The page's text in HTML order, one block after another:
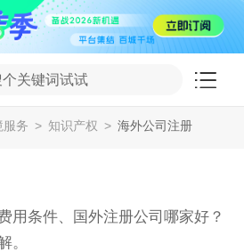
个关键词试试
服务 知识产权 海外公司注册
用条件、国外注册公司哪家好？
。